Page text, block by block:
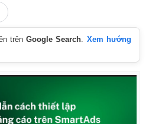
trênGoogle Search. Xem hướng